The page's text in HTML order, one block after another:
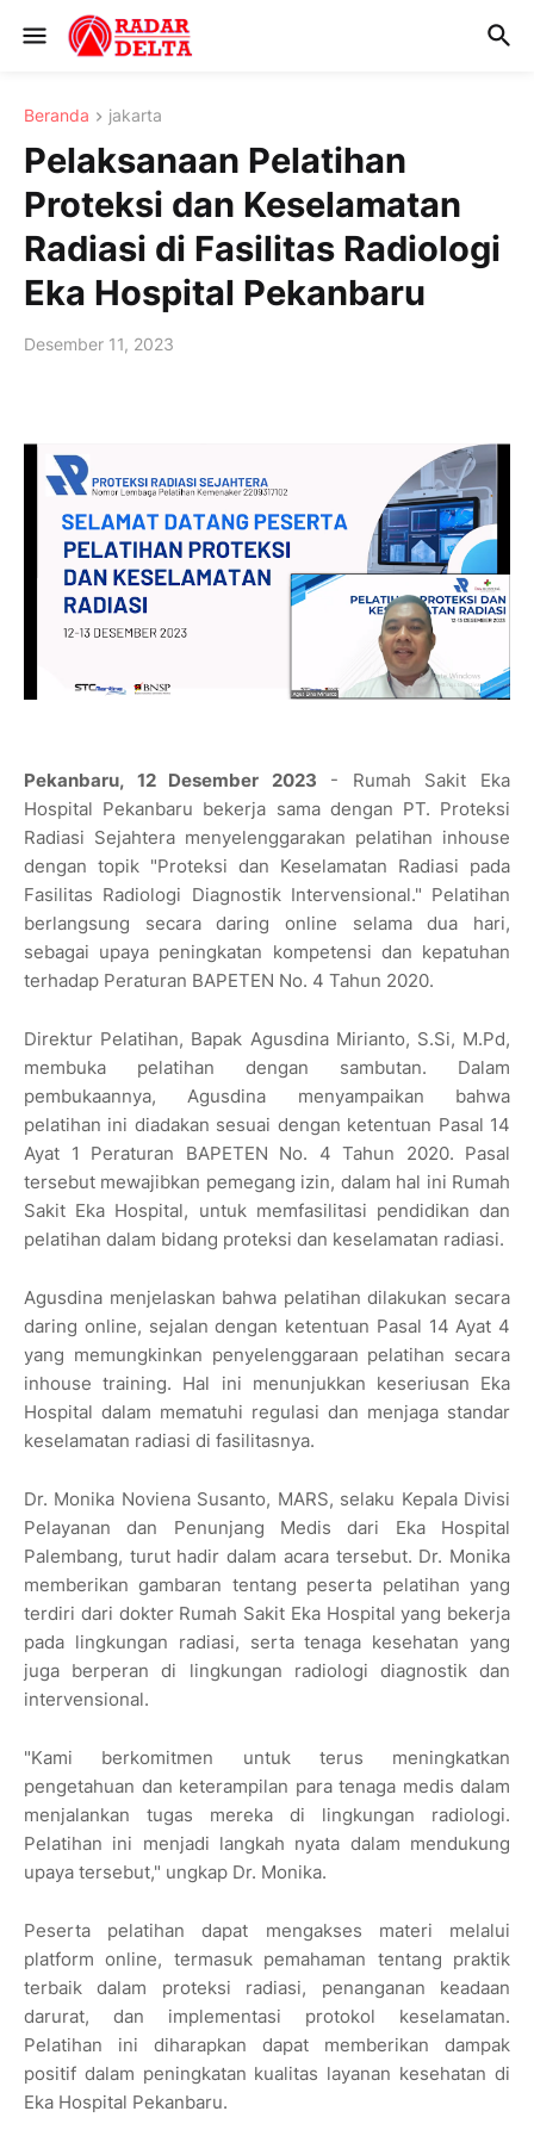
Beranda jakarta
Pelaksanaan Pelatihan
Proteksi dan Keselamatan
Radiasi di Fasilitas Radiologi
Eka Hospital Pekanbaru
Desember 11, 2023
Pekanbaru, 12 Desember 2023 - Rumah Sakit Eka
Hospital Pekanbaru bekerja sama dengan PT. Proteksi
Radiasi Sejahtera menyelenggarakan pelatihan inhouse
dengan topik "Proteksi dan Keselamatan Radiasi pada
Fasilitas Radiologi Diagnostik Intervensional." Pelatihan
berlangsung secara daring online selama dua hari,
sebagai upaya peningkatan kompetensi dan kepatuhan
terhadap Peraturan BAPETEN No. 4 Tahun 2020.
Direktur Pelatihan, Bapak Agusdina Mirianto, S.Si, M.Pd,
membuka pelatihan dengan sambutan. Dalam
pembukaannya, Agusdina menyampaikan bahwa
pelatihan ini diadakan sesuai dengan ketentuan Pasal 14
Ayat 1 Peraturan BAPETEN No. 4 Tahun 2020. Pasal
tersebut mewajibkan pemegang izin, dalam hal ini Rumah
Sakit Eka Hospital, untuk memfasilitasi pendidikan dan
pelatihan dalam bidang proteksi dan keselamatan radiasi.
Agusdina menjelaskan bahwa pelatihan dilakukan secara
daring online, sejalan dengan ketentuan Pasal 14 Ayat 4
yang memungkinkan penyelenggaraan pelatihan secara
inhouse training. Hal ini menunjukkan keseriusan Eka
Hospital dalam mematuhi regulasi dan menjaga standar
keselamatan radiasi di fasilitasnya.
Dr. Monika Noviena Susanto, MARS, selaku Kepala Divisi
Pelayanan dan Penunjang Medis dari Eka Hospital
Palembang, turut hadir dalam acara tersebut. Dr. Monika
memberikan gambaran tentang peserta pelatihan yang
terdiri dari dokter Rumah Sakit Eka Hospital yang bekerja
pada lingkungan radiasi, serta tenaga kesehatan yang
juga berperan di lingkungan radiologi diagnostik dan
intervensional.
"Kami berkomitmen untuk terus meningkatkan
pengetahuan dan keterampilan para tenaga medis dalam
menjalankan tugas mereka di lingkungan radiologi.
Pelatihan ini menjadi langkah nyata dalam mendukung
upaya tersebut," ungkap Dr. Monika.
Peserta pelatihan dapat mengakses materi melalui
platform online, termasuk pemahaman tentang praktik
terbaik dalam proteksi radiasi, penanganan keadaan
darurat, dan implementasi protokol keselamatan.
Pelatihan ini diharapkan dapat memberikan dampak
positif dalam peningkatan kualitas layanan kesehatan di
Eka Hospital Pekanbaru.